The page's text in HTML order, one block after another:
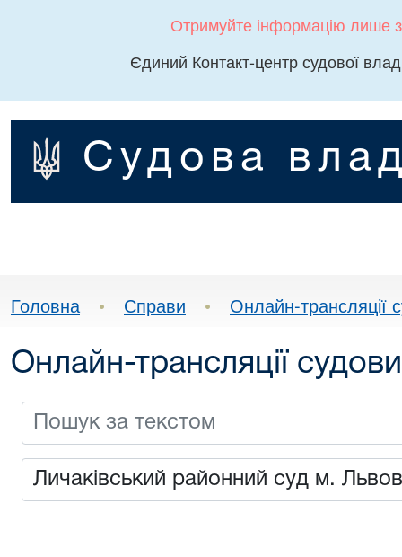
Отримуйте інформацію лише
Єдиний Контакт-центр судової
Судова
Головна • Справи • Онлайн-трансляції
Онлайн-трансляції